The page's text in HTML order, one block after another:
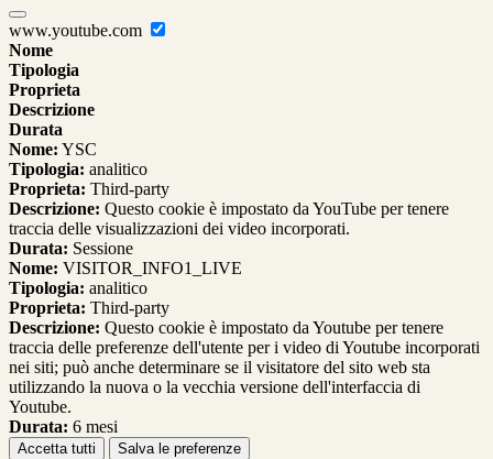
www.youtube.com
Nome
Tipologia
Proprieta
Descrizione
Durata
Nome: YSC
Tipologia: analitico
Proprieta: Third-party
Descrizione: Questo cookie è impostato da YouTube per tenere
traccia delle visualizzazioni dei video incorporati.
Durata: Sessione
Nome: VISITOR_INFO1_LIVE
Tipologia: analitico
Proprieta: Third-party
Descrizione: Questo cookie è impostato da Youtube per tenere
traccia delle preferenze dell'utente per i video di Youtube incorporati
nei siti; può anche determinare se il visitatore del sito web sta
utilizzando la nuova o la vecchia versione dell'interfaccia di
Youtube.
Durata: 6 mesi
Accetta tutti Salva le preferenze